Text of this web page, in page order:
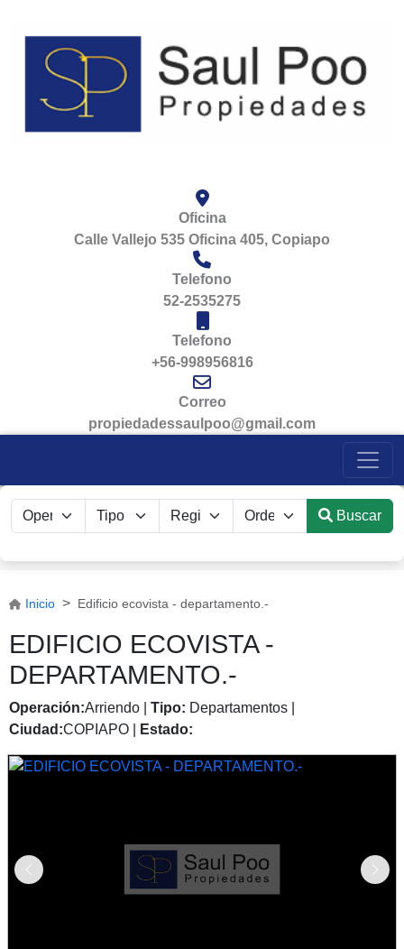
Oficina
Calle Vallejo 535 Oficina 405, Copiapo
Telefono
52-2535275
Telefono
+56-998956816
Correo
propiedadessaulpoo@gmail.com
Buscar
Inicio Edificio ecovista - departamento.-
EDIFICIO ECOVISTA -
DEPARTAMENTO.-
Operación:Arriendo Tipo: Departamentos
Ciudad:COPIAPO Estado:
Anterior